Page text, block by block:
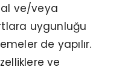
ve/veya
uygunluğu
de yapılır.
ve